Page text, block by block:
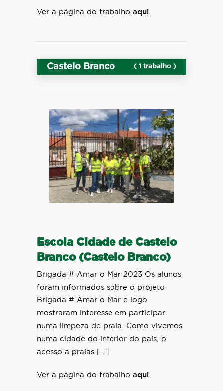
Ver a página do trabalho aqui.
Castelo Branco ( 1 trabalho )
Escola Cidade de Castelo
Branco (Castelo Branco)
Brigada # Amar o Mar 2023 Os alunos
foram informados sobre o projeto
Brigada # Amar o Mar e logo
mostraram interesse em participar
numa limpeza de praia. Como vivemos
numa cidade do interior do país, o
acesso a praias […]
Ver a página do trabalho aqui.